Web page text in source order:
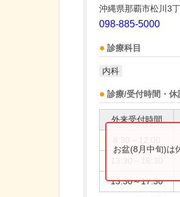
沖縄県那覇市松川3
098-885-5000
診療科目
内科
診療/受付時間・休
外来受付時間
13:30～17:30
お盆(8月中旬)は